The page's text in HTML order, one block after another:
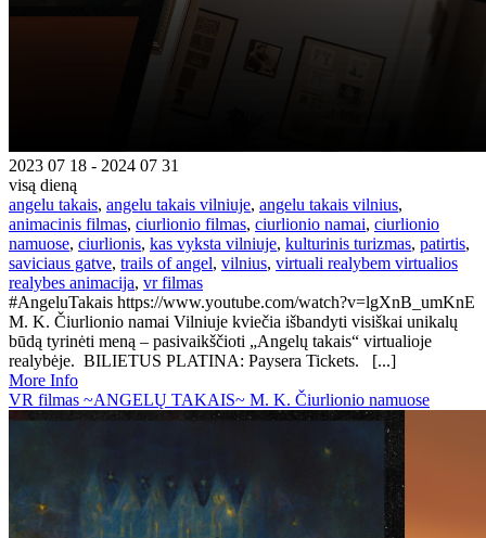
2023 07 18 - 2024 07 31
visą dieną
angelu takais, angelu takais vilniuje, angelu takais vilnius,
animacinis filmas, ciurlionio filmas, ciurlionio namai, ciurlionio
namuose, ciurlionis, kas vyksta vilniuje, kulturinis turizmas, patirtis,
saviciaus gatve, trails of angel, vilnius, virtuali realybem virtualios
realybes animacija, vr filmas
#AngeluTakais https://www.youtube.com/watch?v=lgXnB_umKnE
M. K. Čiurlionio namai Vilniuje kviečia išbandyti visiškai unikalų
būdą tyrinėti meną – pasivaikščioti „Angelų takais“ virtualioje
realybėje. BILIETUS PLATINA: Paysera Tickets. [...]
More Info
VR filmas ~ANGELŲ TAKAIS~ M. K. Čiurlionio namuose